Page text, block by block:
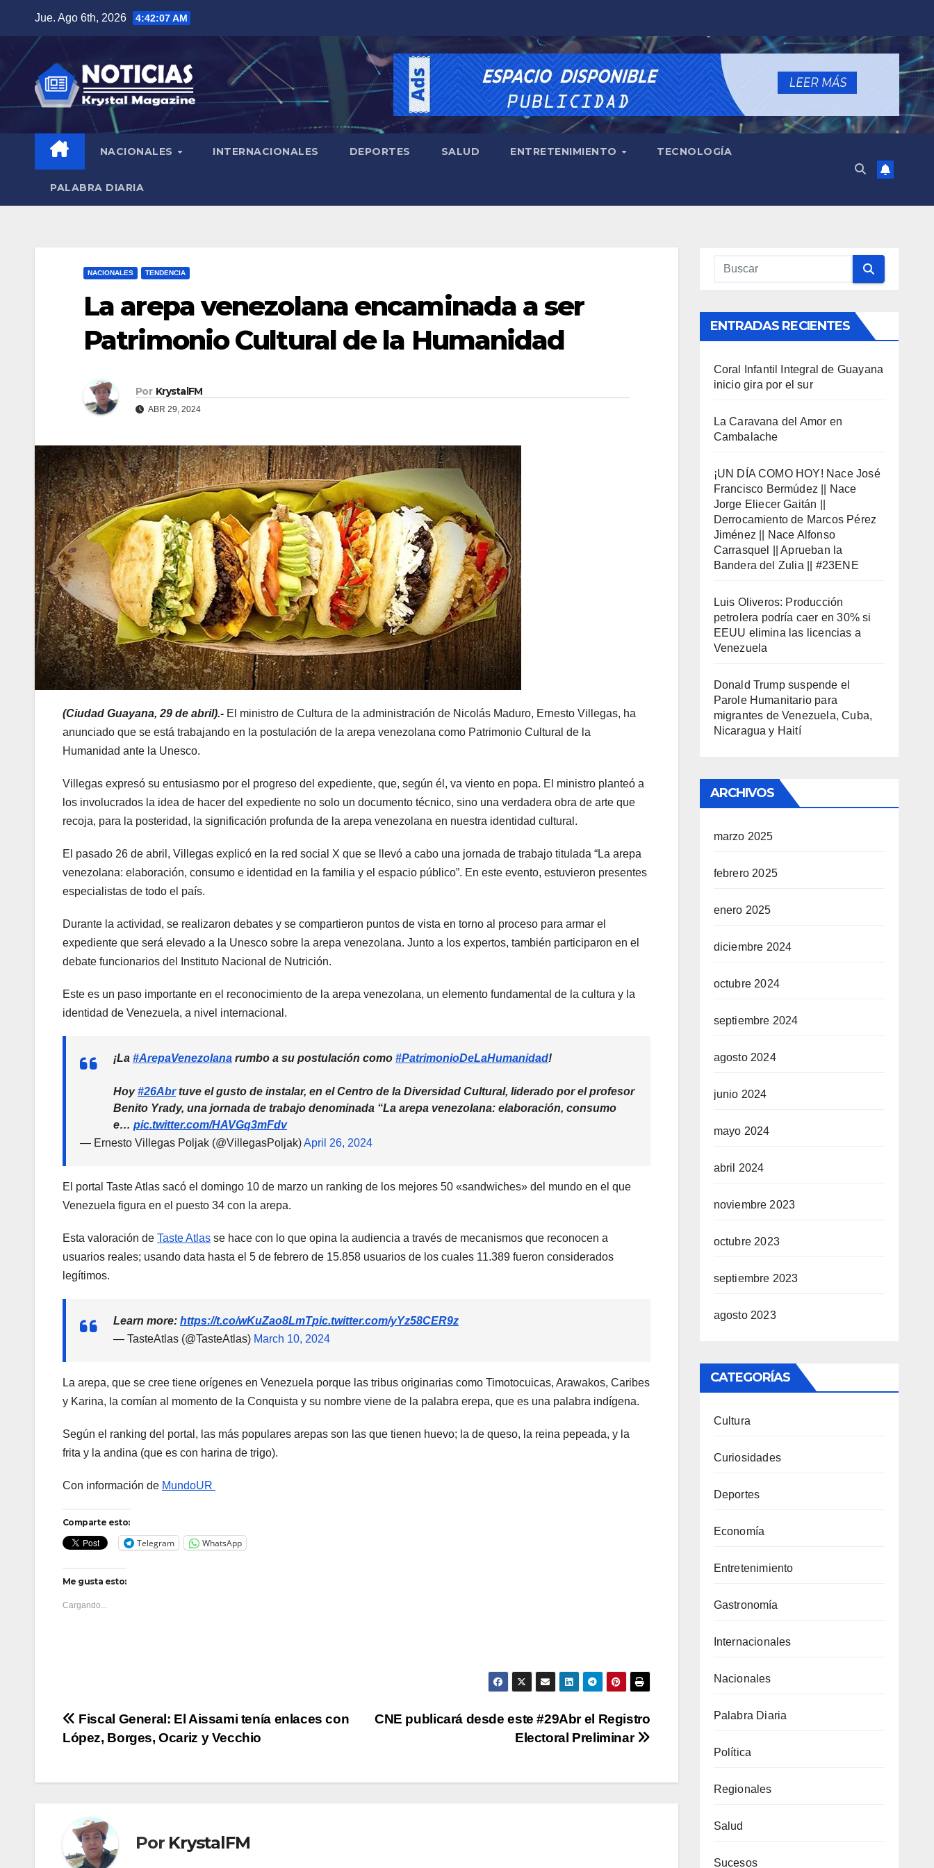
contenido
Jue. Ago 6th, 2026 4:42:08 AM
NACIONALES INTERNACIONALES DEPORTES SALUD ENTRETENIMIENTO TECNOLOGÍA
PALABRA DIARIA
NACIONALES TENDENCIA
La arepa venezolana encaminada a ser
Patrimonio Cultural de la Humanidad
Por KrystalFM
ABR 29, 2024
(Ciudad Guayana, 29 de abril).- El ministro de Cultura de la administración de Nicolás Maduro, Ernesto Villegas, ha
anunciado que se está trabajando en la postulación de la arepa venezolana como Patrimonio Cultural de la
Humanidad ante la Unesco.
Villegas expresó su entusiasmo por el progreso del expediente, que, según él, va viento en popa. El ministro planteó a
los involucrados la idea de hacer del expediente no solo un documento técnico, sino una verdadera obra de arte que
recoja, para la posteridad, la significación profunda de la arepa venezolana en nuestra identidad cultural.
El pasado 26 de abril, Villegas explicó en la red social X que se llevó a cabo una jornada de trabajo titulada “La arepa
venezolana: elaboración, consumo e identidad en la familia y el espacio público”. En este evento, estuvieron presentes
especialistas de todo el país.
Durante la actividad, se realizaron debates y se compartieron puntos de vista en torno al proceso para armar el
expediente que será elevado a la Unesco sobre la arepa venezolana. Junto a los expertos, también participaron en el
debate funcionarios del Instituto Nacional de Nutrición.
Este es un paso importante en el reconocimiento de la arepa venezolana, un elemento fundamental de la cultura y la
identidad de Venezuela, a nivel internacional.
¡La #ArepaVenezolana rumbo a su postulación como #PatrimonioDeLaHumanidad!
Hoy#26Abrtuve el gusto de instalar, en el Centro de la Diversidad Cultural, liderado por el profesor
Benito Yrady, una jornada de trabajo denominada “La arepa venezolana: elaboración, consumo
e… pic.twitter.com/HAVGq3mFdv
— Ernesto Villegas Poljak (@VillegasPoljak)April 26, 2024
El portal Taste Atlas sacó el domingo 10 de marzo un ranking de los mejores 50 «sandwiches» del mundo en el que
Venezuela figura en el puesto 34 con la arepa.
Esta valoración de Taste Atlas se hace con lo que opina la audiencia a través de mecanismos que reconocen a
usuarios reales; usando data hasta el 5 de febrero de 15.858 usuarios de los cuales 11.389 fueron considerados
legítimos.
Learn more: https://t.co/wKuZao8LmTpic.twitter.com/yYz58CER9z
— TasteAtlas (@TasteAtlas) March 10, 2024
La arepa, que se cree tiene orígenes en Venezuela porque las tribus originarias como Timotocuicas, Arawakos, Caribes
y Karina, la comían al momento de la Conquista y su nombre viene de la palabra erepa, que es una palabra indígena.
Según el ranking del portal, las más populares arepas son las que tienen huevo; la de queso, la reina pepeada, y la
frita y la andina (que es con harina de trigo).
Con información de MundoUR
Comparte esto:
Telegram WhatsApp
Me gusta esto:
Cargando...
Navegación
de
entradas
CNE publicará desde este #29Abr el Registro
Electoral Preliminar
Fiscal General: El Aissami tenía enlaces con
López, Borges, Ocariz y Vecchio
Por KrystalFM
ENTRADAS RECIENTES
Coral Infantil Integral de Guayana
inicio gira por el sur
La Caravana del Amor en
Cambalache
¡UN DÍA COMO HOY! Nace José
Francisco Bermúdez || Nace
Jorge Eliecer Gaitán ||
Derrocamiento de Marcos Pérez
Jiménez || Nace Alfonso
Carrasquel || Aprueban la
Bandera del Zulia || #23ENE
Luis Oliveros: Producción
petrolera podría caer en 30% si
EEUU elimina las licencias a
Venezuela
Donald Trump suspende el
Parole Humanitario para
migrantes de Venezuela, Cuba,
Nicaragua y Haití
ARCHIVOS
marzo 2025
febrero 2025
enero 2025
diciembre 2024
octubre 2024
septiembre 2024
agosto 2024
junio 2024
mayo 2024
abril 2024
noviembre 2023
octubre 2023
septiembre 2023
agosto 2023
CATEGORÍAS
Cultura
Curiosidades
Deportes
Economía
Entretenimiento
Gastronomía
Internacionales
Nacionales
Palabra Diaria
Política
Regionales
Salud
Sucesos